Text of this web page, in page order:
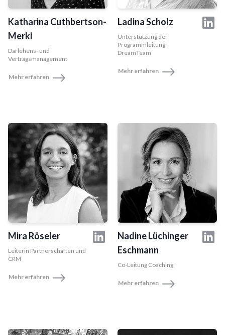
Katharina Cuthbertson-
Merki
Darlehens- und
Vertragsmanagement
Mehr erfahren
Ladina Scholz
Unterstützung der
Programmleitung
DreamTeam
Mehr erfahren
Mira Röseler
Leiterin Partnerschaften und
CRM
Mehr erfahren
Nadine Lüchinger
Eschmann
Co-Leitung Coaching
Mehr erfahren